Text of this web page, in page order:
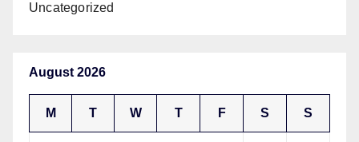
Uncategorized
August 2026
M T W T F S S